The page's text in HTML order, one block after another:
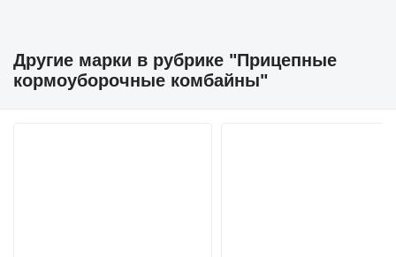
Другие марки в рубрике "Прицепные
кормоуборочные комбайны"